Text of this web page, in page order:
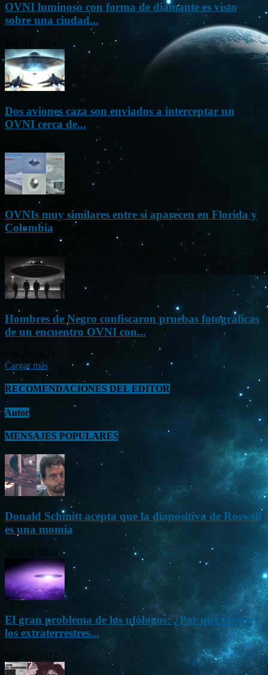
OVNI luminoso con forma de diamante es visto
sobre una ciudad...
Dos aviones caza son enviados a interceptar un
OVNI cerca de...
OVNIs muy similares entre sí aparecen en Florida y
Colombia
Hombres de Negro confiscaron pruebas fotográficas
de un encuentro OVNI con...
Cargar más
RECOMENDACIONES DEL EDITOR
Autor
MENSAJES POPULARES
Donald Schmitt acepta que la diapositiva de Roswell
es una momia
May 14, 2015
El gran problema de los ufólogos: ¿Por qué vienen
los extraterrestres...
Nov 26, 2012